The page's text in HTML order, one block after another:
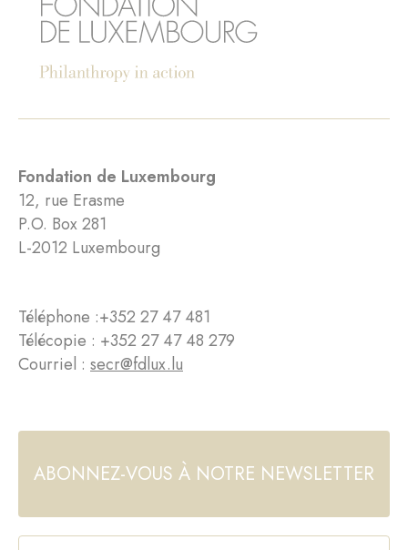
Fondation de Luxembourg
12, rue Erasme
P.O. Box 281
L-2012 Luxembourg
Téléphone :+352 27 47 481
Télécopie : +352 27 47 48 279
Courriel : secr@fdlux.lu
ABONNEZ-VOUS À NOTRE NEWSLETTER